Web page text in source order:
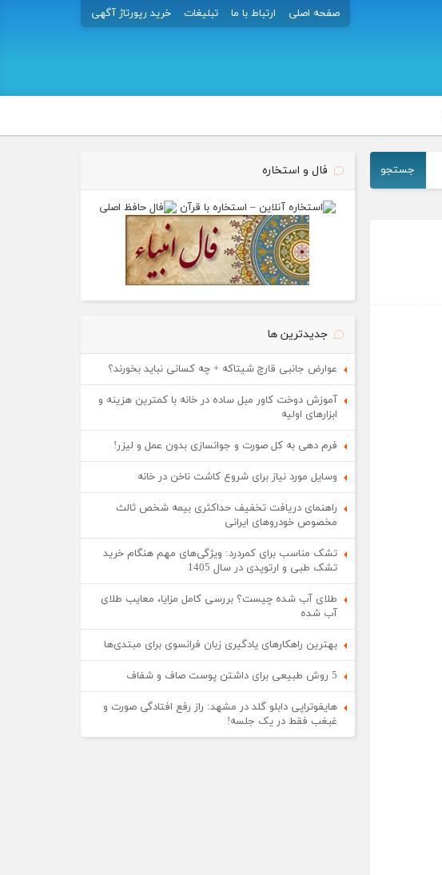
صفحه اصلی ارتباط با ما تبلیغات خرید رپورتاژ آگهی
جستجو فال و استخاره
جدیدترین ها
عوارض جانبی قارچ شیتاکه + چه کسانی نباید بخورند؟
آموزش دوخت کاور مبل ساده در خانه با کمترین هزینه و
ابزارهای اولیه
فرم دهی به کل صورت و جوانسازی بدون عمل و لیزر!
وسایل مورد نیاز برای شروع کاشت ناخن در خانه
راهنمای دریافت تخفیف حداکثری بیمه شخص ثالث
مخصوص خودروهای ایرانی
تشک مناسب برای کمردرد: ویژگی‌های مهم هنگام خرید
تشک طبی و ارتوپدی در سال 1405
طلای آب شده چیست؟ بررسی کامل مزایا، معایب طلای
آب شده
بهترین راهکارهای یادگیری زبان فرانسوی برای مبتدی‌ها
5 روش طبیعی برای داشتن پوست صاف و شفاف
هایفوتراپی دابلو گلد در مشهد: راز رفع افتادگی صورت و
غبغب فقط در یک جلسه!